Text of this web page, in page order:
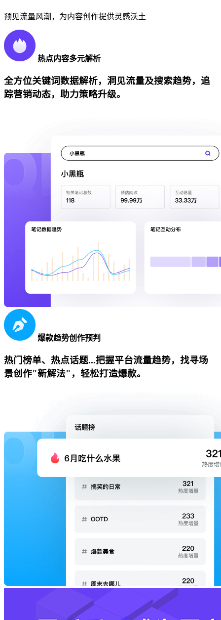
预见流量风潮，为内容创作提供灵感沃土
热点内容多元解析
全方位关键词数据解析，洞见流量及搜索趋势，追
踪营销动态，助力策略升级。
爆款趋势创作预判
热门榜单、热点话题...把握平台流量趋势，找寻场
景创作"新解法"，轻松打造爆款。